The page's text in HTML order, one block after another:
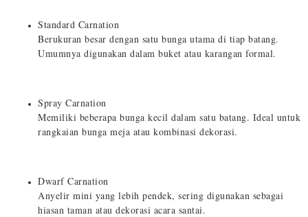
Standard Carnation
Berukuran besar dengan satu bunga utama di tiap batang.
Umumnya digunakan dalam buket atau karangan formal.
Spray Carnation
Memiliki beberapa bunga kecil dalam satu batang. Ideal untuk
rangkaian bunga meja atau kombinasi dekorasi.
Dwarf Carnation
Anyelir mini yang lebih pendek, sering digunakan sebagai
hiasan taman atau dekorasi acara santai.